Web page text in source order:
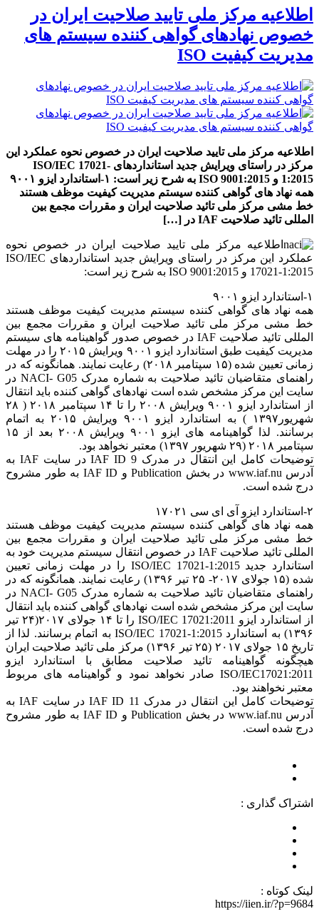
اطلاعیه مرکز ملی تایید صلاحیت ایران در
خصوص نهادهای گواهی کننده سیستم های
مدیریت کیفیت ISO
اطلاعیه مرکز ملی تایید صلاحیت ایران در خصوص نحوه عملکرد این
مرکز در راستای ویرایش جدید استانداردهای ISO/IEC 17021-
1:2015 و ISO 9001:2015 به شرح زیر است: ۱-استاندارد ایزو ۹۰۰۱
همه نهاد های گواهی کننده سیستم مدیریت کیفیت موظف هستند
خط مشی مرکز ملی تائید صلاحیت ایران و مقررات مجمع بین
المللی تائید صلاحیت IAF در […]
اطلاعیه مرکز ملی تایید صلاحیت ایران در خصوص نحوه
عملکرد این مرکز در راستای ویرایش جدید استانداردهای ISO/IEC
17021-1:2015 و ISO 9001:2015 به شرح زیر است:
۱-استاندارد ایزو ۹۰۰۱
همه نهاد های گواهی کننده سیستم مدیریت کیفیت موظف هستند
خط مشی مرکز ملی تائید صلاحیت ایران و مقررات مجمع بین
المللی تائید صلاحیت IAF در خصوص صدور گواهینامه های سیستم
مدیریت کیفیت طبق استاندارد ایزو ۹۰۰۱ ویرایش ۲۰۱۵ را در مهلت
زمانی تعیین شده (۱۵ سپتامبر ۲۰۱۸) رعایت نمایند. همانگونه که در
راهنمای متقاضیان تائید صلاحیت به شماره مدرک NACI- G05 در
سایت این مرکز مشخص شده است نهادهای گواهی کننده باید انتقال
از استاندارد ایزو ۹۰۰۱ ویرایش ۲۰۰۸ را تا ۱۴ سپتامبر ۲۰۱۸ ( ۲۸
شهریور۱۳۹۷ ) به استاندارد ایزو ۹۰۰۱ ویرایش ۲۰۱۵ به اتمام
برسانند. لذا گواهینامه های ایزو ۹۰۰۱ ویرایش ۲۰۰۸ بعد از ۱۵
سپتامبر ۲۰۱۸ (۲۹ شهریور ۱۳۹۷) معتبر نخواهد بود.
توضیحات کامل این انتقال در مدرک IAF ID 9 در سایت IAF به
آدرس www.iaf.nu در بخش Publication و IAF ID به طور مشروح
درج شده است.
۲-استاندارد ایزو آی ای سی ۱۷۰۲۱
همه نهاد های گواهی کننده سیستم مدیریت کیفیت موظف هستند
خط مشی مرکز ملی تائید صلاحیت ایران و مقررات مجمع بین
المللی تائید صلاحیت IAF در خصوص انتقال سیستم مدیریت خود به
استاندارد جدید ISO/IEC 17021-1:2015 را در مهلت زمانی تعیین
شده (۱۵ جولای ۲۰۱۷- ۲۵ تیر ۱۳۹۶) رعایت نمایند. همانگونه که در
راهنمای متقاضیان تائید صلاحیت به شماره مدرک NACI- G05 در
سایت این مرکز مشخص شده است نهادهای گواهی کننده باید انتقال
از استاندارد ایزو ISO/IEC 17021:2011 را تا ۱۴ جولای ۲۰۱۷(۲۴ تیر
۱۳۹۶) به استاندارد ISO/IEC 17021-1:2015 به اتمام برسانند. لذا از
تاریخ ۱۵ جولای ۲۰۱۷ (۲۵ تیر ۱۳۹۶) مرکز ملی تائید صلاحیت ایران
هیچگونه گواهینامه تائید صلاحیت مطابق با استاندارد ایزو
ISO/IEC17021:2011 صادر نخواهد نمود و گواهینامه های مربوط
معتبر نخواهند بود.
توضیحات کامل این انتقال در مدرک IAF ID 11 در سایت IAF به
آدرس www.iaf.nu در بخش Publication و IAF ID به طور مشروح
درج شده است.
اشتراک گذاری :
لینک کوتاه :
https://iien.ir/?p=9684